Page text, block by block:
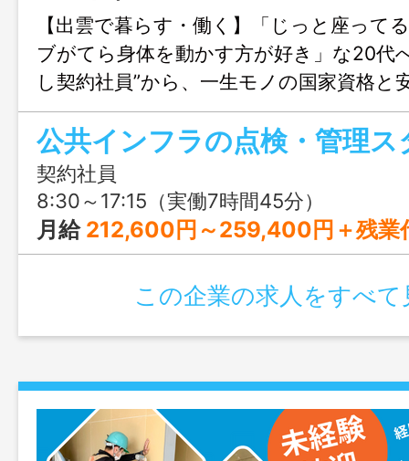
【出雲で暮らす・働く】「じっと座って
ブがてら身体を動かす方が好き」な20代
し契約社員”から、一生モノの国家資格と
ませんか？未経験歓迎＆土日祝休み◎
公共インフラの点検・管理ス
契約社員
8:30～17:15（実働7時間45分）
月給 212,600円～259,400円＋残業
この企業の求人をすべて